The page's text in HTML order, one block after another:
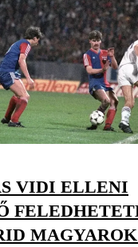
VIDI ELLENI